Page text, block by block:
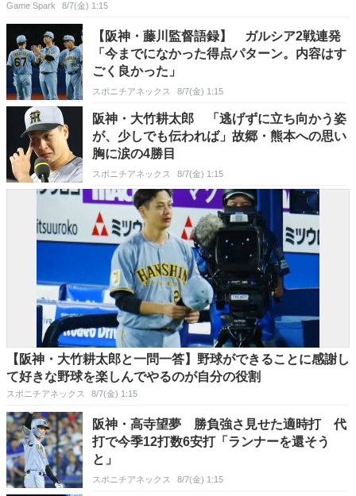
Game Spark 8/7(金) 1:15
【阪神・藤川監督語録】 ガルシア2戦連発
「今までになかった得点パターン。内容はす
ごく良かった」
スポニチアネックス 8/7(金) 1:15
阪神・大竹耕太郎 「逃げずに立ち向かう姿
が、少しでも伝われば」故郷・熊本への思い
胸に涙の4勝目
スポニチアネックス 8/7(金) 1:15
【阪神・大竹耕太郎と一問一答】野球ができることに感謝し
て好きな野球を楽しんでやるのが自分の役割
スポニチアネックス 8/7(金) 1:15
阪神・高寺望夢 勝負強さ見せた適時打 代
打で今季12打数6安打「ランナーを還そう
と」
スポニチアネックス 8/7(金) 1:15